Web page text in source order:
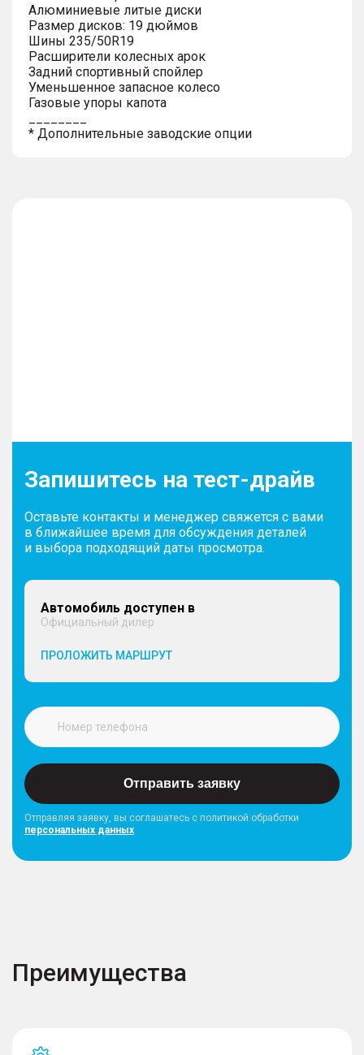
Алюминиевые литые диски
Размер дисков: 19 дюймов
Шины 235/50R19
Расширители колесных арок
Задний спортивный спойлер
Уменьшенное запасное колесо
Газовые упоры капота
* Дополнительные заводские опции
Запишитесь на тест-драйв
Оставьте контакты и менеджер свяжется с вами
в ближайшее время для обсуждения деталей
и выбора подходящий даты просмотра.
Автомобиль доступен в
Официальный дилер
ПРОЛОЖИТЬ МАРШРУТ
Отправить заявку
Отправляя заявку, вы соглашатесь с политикой обработки
персональных данных
Преимущества